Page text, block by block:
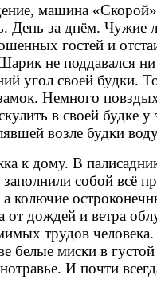
машина
День за днём. Чужие
гостей и
не поддавался
угол своей будки.
Немного
в своей будке
возле будки
к дому. В
собой всё
колючие
дождей и ветра
трудов
белые миски в
И почти